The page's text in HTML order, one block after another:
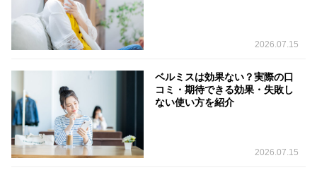
2026.07.15
ベルミスは効果ない？実際の口
コミ・期待できる効果・失敗し
ない使い方を紹介
2026.07.15